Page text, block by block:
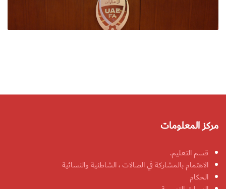
مركز المعلومات
قسم التعليم.
الاهتمام بالمشاركة في الصالات ، الشاطئية والنسائية
الحكام